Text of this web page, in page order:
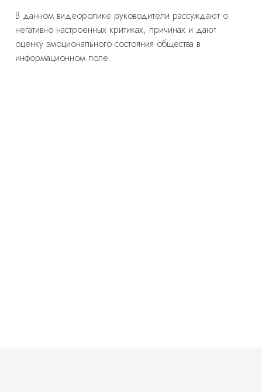
В данном видеоролике руководители рассуждают о
негативно настроенных критиках, причинах и дают
оценку эмоционального состояния общества в
информационном поле.